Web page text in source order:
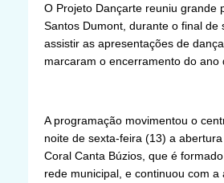
O Projeto Dançarte reuniu grande
Santos Dumont, durante o final de
assistir as apresentações de
marcaram o encerramento do ano
A programação movimentou o
noite de sexta-feira (13) a
Coral Canta Búzios, que é
rede municipal, e continuou com a